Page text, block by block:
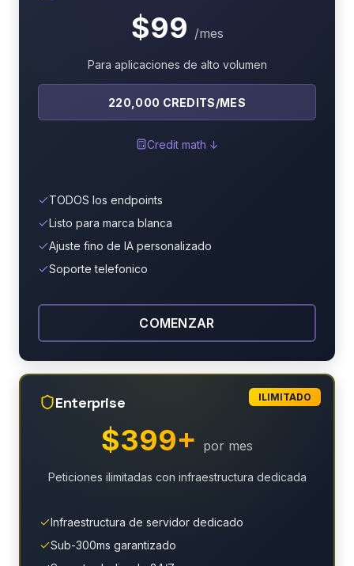
$99 /mes
Para aplicaciones de alto volumen
220,000 CREDITS/MES
Credit math ↓
TODOS los endpoints
Listo para marca blanca
Ajuste fino de IA personalizado
Soporte telefonico
COMENZAR
ILIMITADO
Enterprise
$399+ por mes
Peticiones ilimitadas con infraestructura dedicada
Infraestructura de servidor dedicado
Sub-300ms garantizado